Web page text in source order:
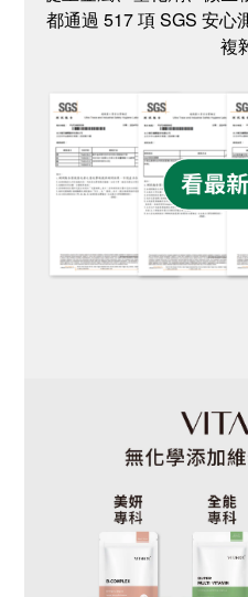
都通過 517 項 SGS 安心
複